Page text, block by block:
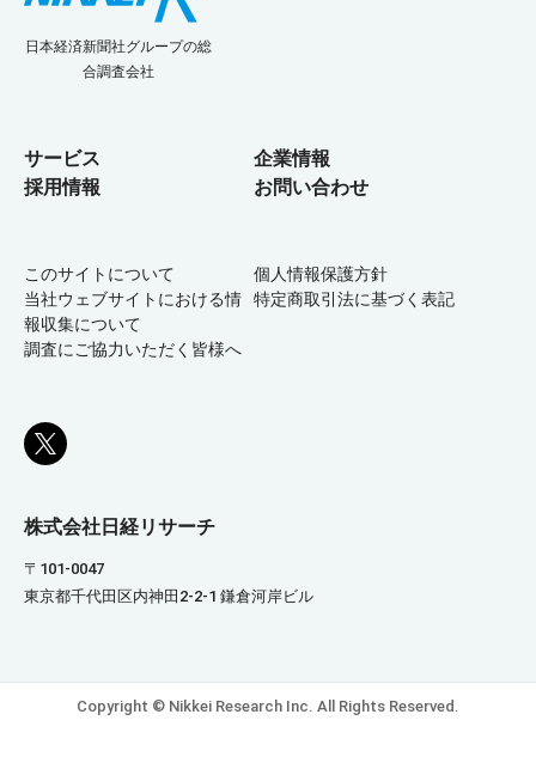
日本経済新聞社グループの総
合調査会社
サービス
企業情報
採用情報
お問い合わせ
このサイトについて
個人情報保護方針
当社ウェブサイトにおける情
報収集について
特定商取引法に基づく表記
調査にご協力いただく皆様へ
株式会社日経リサーチ
〒101-0047
東京都千代田区内神田2-2-1 鎌倉河岸ビル
Copyright © Nikkei Research Inc. All Rights Reserved.